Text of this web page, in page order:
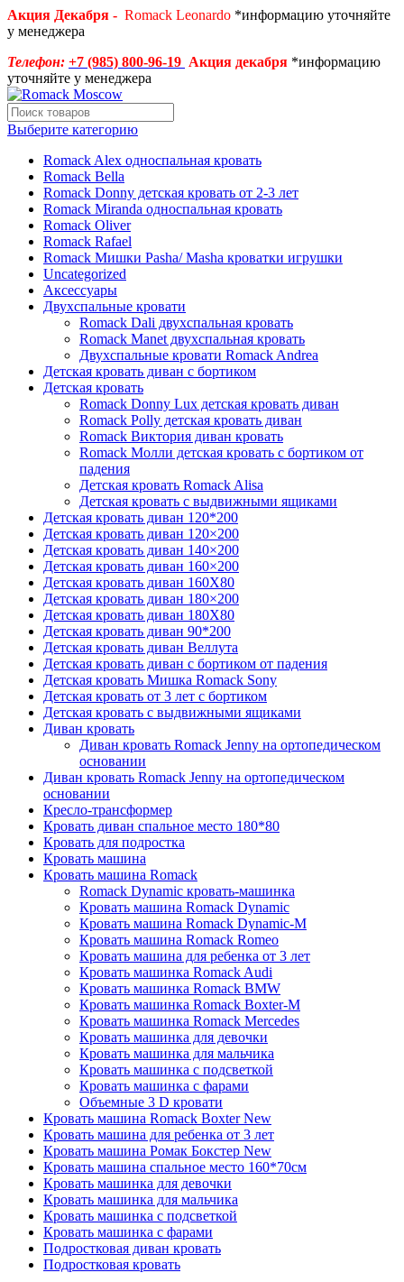
Акция Декабря - Romack Leonardo *информацию уточняйте
у менеджера
Телефон: +7 (985) 800-96-19 Акция декабря *информацию
уточняйте у менеджера
Выберите категорию
Romack Alex односпальная кровать
Romack Bella
Romack Donny детская кровать от 2-3 лет
Romack Miranda односпальная кровать
Romack Oliver
Romack Rafael
Romack Мишки Pasha/ Masha кроватки игрушки
Uncategorized
Аксессуары
Двухспальные кровати
Romack Dali двухспальная кровать
Romack Manet двухспальная кровать
Двухспальные кровати Romack Andrea
Детcкая кровать диван с бортиком
Детская кровать
Romack Donny Lux детская кровать диван
Romack Polly детская кровать диван
Romack Виктория диван кровать
Romack Молли детская кровать с бортиком от
падения
Детская кровать Romack Alisa
Детская кровать с выдвижными ящиками
Детская кровать диван 120*200
Детская кровать диван 120×200
Детская кровать диван 140×200
Детская кровать диван 160×200
Детская кровать диван 160Х80
Детская кровать диван 180×200
Детская кровать диван 180Х80
Детская кровать диван 90*200
Детская кровать диван Веллута
Детская кровать диван с бортиком от падения
Детская кровать Мишка Romack Sony
Детская кровать от 3 лет с бортиком
Детская кровать с выдвижными ящиками
Диван кровать
Диван кровать Romack Jenny на ортопедическом
основании
Диван кровать Romack Jenny на ортопедическом
основании
Кресло-трансформер
Кровать диван спальное место 180*80
Кровать для подростка
Кровать машина
Кровать машина Romack
Romack Dynamic кровать-машинка
Кровать машина Romack Dynamic
Кровать машина Romack Dynamic-M
Кровать машина Romack Romeo
Кровать машина для ребенка от 3 лет
Кровать машинка Romack Audi
Кровать машинка Romack BMW
Кровать машинка Romack Boxter-M
Кровать машинка Romack Mercedes
Кровать машинка для девочки
Кровать машинка для мальчика
Кровать машинка с подсветкой
Кровать машинка с фарами
Объемные 3 D кровати
Кровать машина Romack Boxter New
Кровать машина для ребенка от 3 лет
Кровать машина Ромак Бокстер New
Кровать машина спальное место 160*70см
Кровать машинка для девочки
Кровать машинка для мальчика
Кровать машинка с подсветкой
Кровать машинка с фарами
Подростковая диван кровать
Подростковая кровать